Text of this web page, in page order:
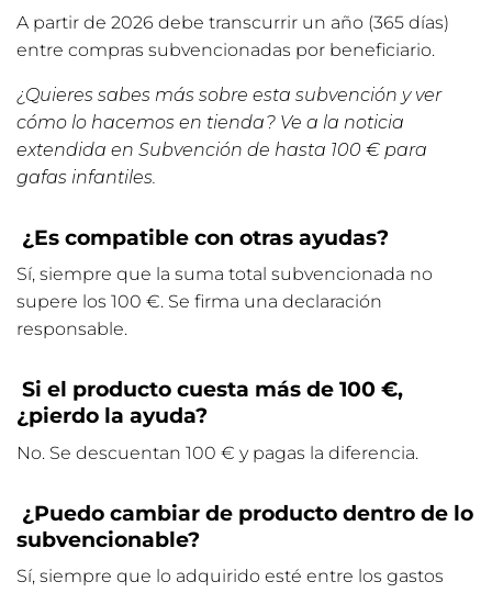
A partir de 2026 debe transcurrir un año (365 días)
entre compras subvencionadas por beneficiario.
¿Quieres sabes más sobre esta subvención y ver
cómo lo hacemos en tienda? Ve a la noticia
extendida en Subvención de hasta 100 € para
gafas infantiles
¿Es compatible con otras ayudas?
Sí, siempre que la suma total subvencionada no
supere los 100 €. Se firma una declaración
responsable.
Si el producto cuesta más de 100 €,
¿pierdo la ayuda?
No. Se descuentan 100 € y pagas la diferencia.
¿Puedo cambiar de producto dentro de lo
subvencionable?
Sí, siempre que lo adquirido esté entre los gastos